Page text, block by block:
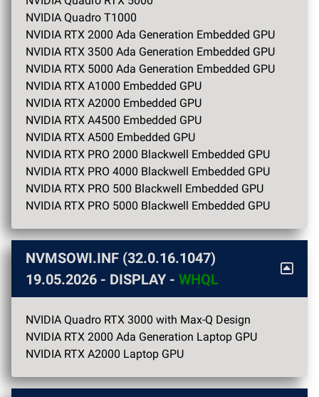
NVIDIA Quadro T1000
NVIDIA RTX 2000 Ada Generation Embedded GPU
NVIDIA RTX 3500 Ada Generation Embedded GPU
NVIDIA RTX 5000 Ada Generation Embedded GPU
NVIDIA RTX A1000 Embedded GPU
NVIDIA RTX A2000 Embedded GPU
NVIDIA RTX A4500 Embedded GPU
NVIDIA RTX A500 Embedded GPU
NVIDIA RTX PRO 2000 Blackwell Embedded GPU
NVIDIA RTX PRO 4000 Blackwell Embedded GPU
NVIDIA RTX PRO 500 Blackwell Embedded GPU
NVIDIA RTX PRO 5000 Blackwell Embedded GPU
NVMSOWI.INF (32.0.16.1047)
19.05.2026 - DISPLAY - WHQL
NVIDIA Quadro RTX 3000 with Max-Q Design
NVIDIA RTX 2000 Ada Generation Laptop GPU
NVIDIA RTX A2000 Laptop GPU